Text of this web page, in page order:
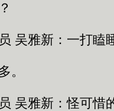
雅新：一打瞌
。
吴雅新：怪可惜